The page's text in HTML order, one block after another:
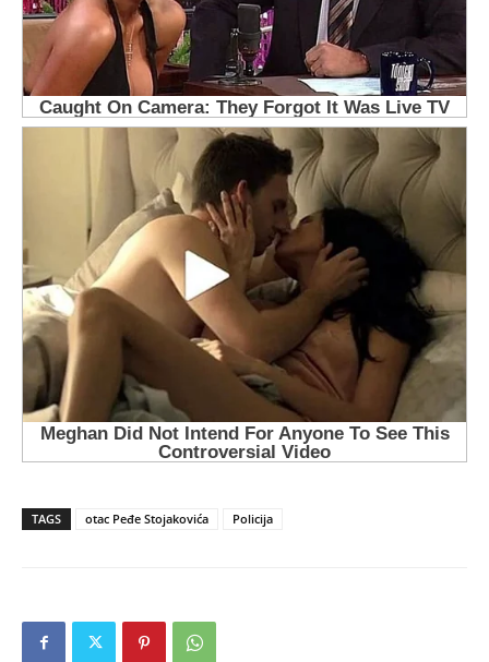
TAGS otac Peđe Stojakovića Policija